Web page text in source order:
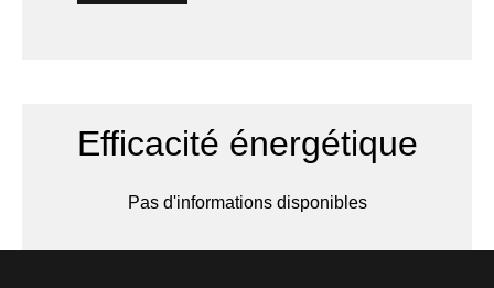
Efficacité énergétique
Pas d'informations disponibles